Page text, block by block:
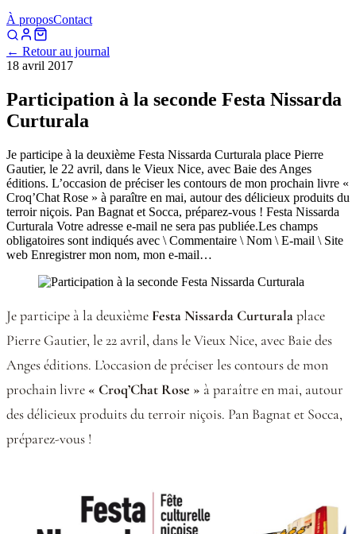
À proposContact
← Retour au journal
18 avril 2017
Participation à la seconde Festa Nissarda
Curturala
Je participe à la deuxième Festa Nissarda Curturala place Pierre
Gautier, le 22 avril, dans le Vieux Nice, avec Baie des Anges
éditions. L’occasion de préciser les contours de mon prochain livre «
Croq’Chat Rose » à paraître en mai, autour des délicieux produits du
terroir niçois. Pan Bagnat et Socca, préparez-vous ! Festa Nissarda
Curturala Votre adresse e-mail ne sera pas publiée.Les champs
obligatoires sont indiqués avec \ Commentaire \ Nom \ E-mail \ Site
web Enregistrer mon nom, mon e-mail…
Je participe à la deuxième Festa Nissarda Curturalaplace
Pierre Gautier, le 22 avril, dans le Vieux Nice, avec Baie des
Anges éditions. L’occasion de préciser les contours de mon
prochain livre « Croq’Chat Rose » à paraître en mai, autour
des délicieux produits du terroir niçois. Pan Bagnat et Socca,
préparez-vous !